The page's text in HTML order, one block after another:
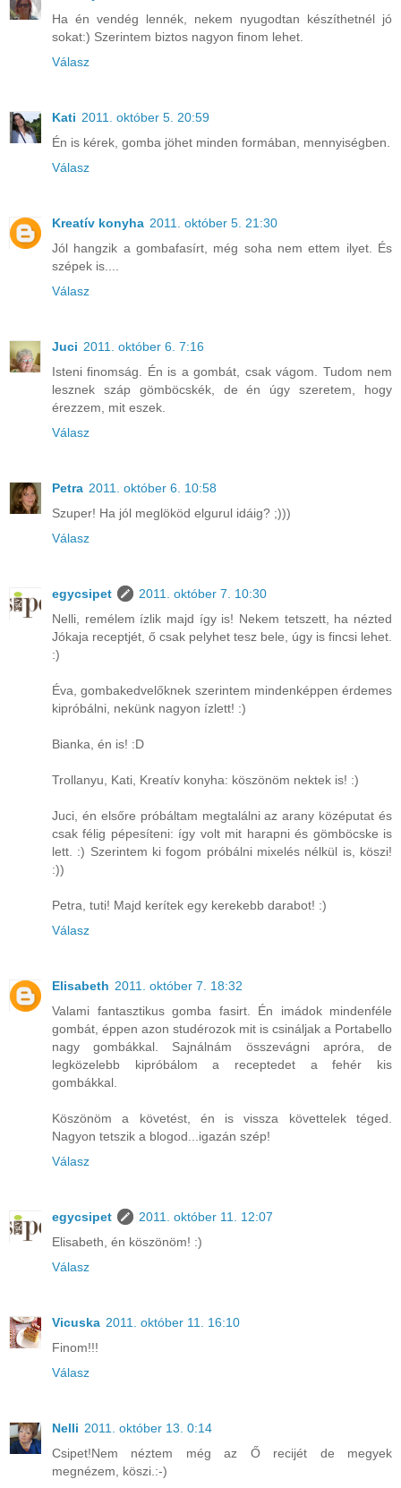
Ha én vendég lennék, nekem nyugodtan készíthetnél jó
sokat:) Szerintem biztos nagyon finom lehet.
Válasz
Kati 2011. október 5. 20:59
Én is kérek, gomba jöhet minden formában, mennyiségben.
Válasz
Kreatív konyha 2011. október 5. 21:30
Jól hangzik a gombafasírt, még soha nem ettem ilyet. És
szépek is....
Válasz
Juci 2011. október 6. 7:16
Isteni finomság. Én is a gombát, csak vágom. Tudom nem
lesznek száp gömböcskék, de én úgy szeretem, hogy
érezzem, mit eszek.
Válasz
Petra 2011. október 6. 10:58
Szuper! Ha jól meglököd elgurul idáig? ;)))
Válasz
egycsipet
2011. október 7. 10:30
Nelli, remélem ízlik majd így is! Nekem tetszett, ha nézted
Jókaja receptjét, ő csak pelyhet tesz bele, úgy is fincsi lehet.
:)
Éva, gombakedvelőknek szerintem mindenképpen érdemes
kipróbálni, nekünk nagyon ízlett! :)
Bianka, én is! :D
Trollanyu, Kati, Kreatív konyha: köszönöm nektek is! :)
Juci, én elsőre próbáltam megtalálni az arany középutat és
csak félig pépesíteni: így volt mit harapni és gömböcske is
lett. :) Szerintem ki fogom próbálni mixelés nélkül is, köszi!
:))
Petra, tuti! Majd kerítek egy kerekebb darabot! :)
Válasz
Elisabeth 2011. október 7. 18:32
Valami fantasztikus gomba fasirt. Én imádok mindenféle
gombát, éppen azon studérozok mit is csináljak a Portabello
nagy gombákkal. Sajnálnám összevágni apróra, de
legközelebb kipróbálom a receptedet a fehér kis
gombákkal.
Köszönöm a követést, én is vissza követtelek téged.
Nagyon tetszik a blogod...igazán szép!
Válasz
egycsipet
2011. október 11. 12:07
Elisabeth, én köszönöm! :)
Válasz
Vicuska 2011. október 11. 16:10
Finom!!!
Válasz
Nelli 2011. október 13. 0:14
Csipet!Nem néztem még az Ő recijét de megyek
megnézem, köszi.:-)